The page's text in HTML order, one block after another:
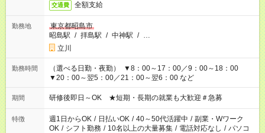
交通費 全額支給
勤務地
東京都昭島市
昭島駅 / 拝島駅 / 中神駅 / …
立川
勤務時間
（選べる日勤・夜勤） ▼8：00～17：00／9：00～18：00
▼20：00～翌5：00／21：00～翌6：00 など
期間 研修後即日～OK ★短期・長期の就業も大歓迎＃急募
特徴 週1日からOK / 日払いOK / 40～50代活躍中 / 副業・Wワーク
OK / シフト勤務 / 10名以上の大量募集 / 電話対応なし / パソコ